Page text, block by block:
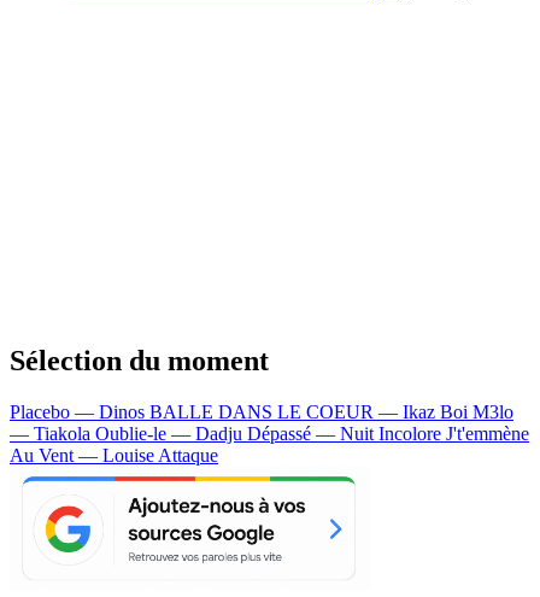
Sélection du moment
Placebo — Dinos BALLE DANS LE COEUR — Ikaz Boi M3lo
— Tiakola Oublie-le — Dadju Dépassé — Nuit Incolore J't'emmène
Au Vent — Louise Attaque